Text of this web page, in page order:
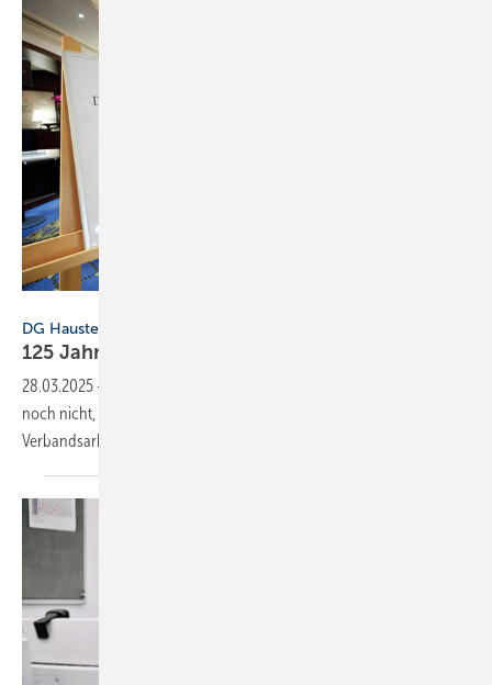
DG Haustechnik
125 Jahre Verbandsarbeit in der
28.03.2025 -
noch nicht, dennoch feiert er in diesem Jahr 125 Jahre
Verbandsarbeit. Zur